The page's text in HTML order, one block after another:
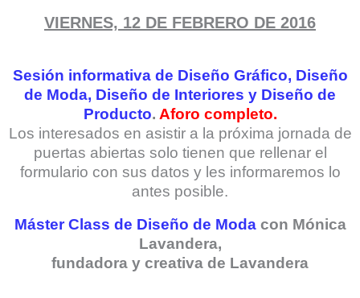
VIERNES, 12 DE FEBRERO DE 2016
Sesión informativa de Diseño Gráfico, Diseño
de Moda, Diseño de Interiores y Diseño de
Producto. Aforo completo.
Los interesados en asistir a la próxima jornada de
puertas abiertas solo tienen que rellenar el
formulario con sus datos y les informaremos lo
antes posible.
Máster Class de Diseño de Modacon Mónica
Lavandera,
fundadora y creativa de Lavandera